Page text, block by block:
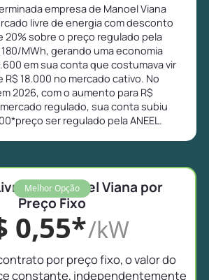
empresa de Manoel Viana
livre de energia com desconto
20% sobre o preço regulado pela
180/MWh, gerando uma economia
em sua conta que costumava vir
R$ 18.000 no mercado cativo. No
2026, com o aumento para R$
regulado, sua conta subiu
ser regulado pela ANEEL.
Melhor Opção
em Manoel Viana por
Preço Fixo
0,55*/kW
por preço fixo, o valor do
constante, independentemente